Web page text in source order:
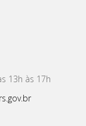
13h às 17h